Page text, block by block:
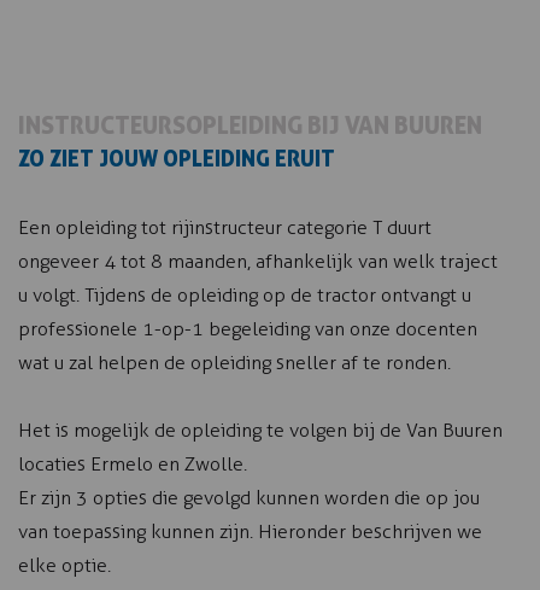
INSTRUCTEURSOPLEIDING BIJ VAN BUUREN
ZO ZIET JOUW OPLEIDING ERUIT
Een opleiding tot rijinstructeur categorie T duurt
ongeveer 4 tot 8 maanden, afhankelijk van welk traject
u volgt. Tijdens de opleiding op de tractor ontvangt u
professionele 1-op-1 begeleiding van onze docenten
wat u zal helpen de opleiding sneller af te ronden.
Het is mogelijk de opleiding te volgen bij de Van Buuren
locaties Ermelo en Zwolle.
Er zijn 3 opties die gevolgd kunnen worden die op jou
van toepassing kunnen zijn. Hieronder beschrijven we
elke optie.